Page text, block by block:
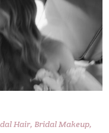
Hair, Bridal Makeup,